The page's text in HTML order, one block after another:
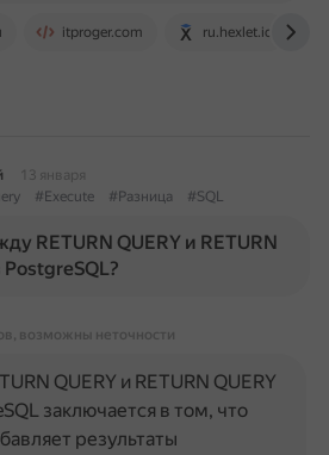
itproger.com ru.hexlet.io
13 января
#Execute #Разница #SQL
RETURN QUERY и RETURN
PostgreSQL?
возможны неточности
QUERY и RETURN QUERY
заключается в том, что
результаты